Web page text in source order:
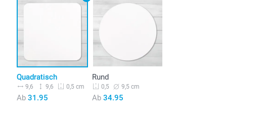
Quadratisch
9,6 9,6 0,5 cm
Ab 31.95
Rund
0,5 9,5 cm
Ab 34.95